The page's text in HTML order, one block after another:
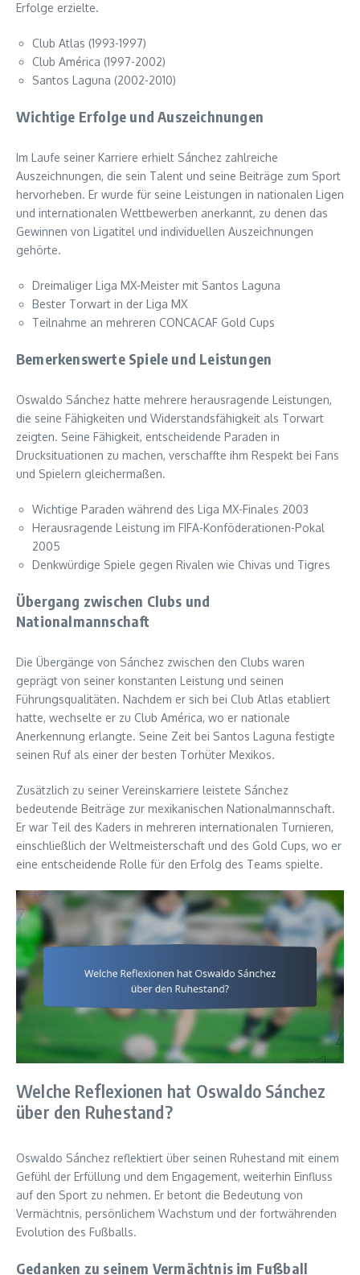
Erfolge erzielte.
Club Atlas (1993-1997)
Club América (1997-2002)
Santos Laguna (2002-2010)
Wichtige Erfolge und Auszeichnungen
Im Laufe seiner Karriere erhielt Sánchez zahlreiche
Auszeichnungen, die sein Talent und seine Beiträge zum Sport
hervorheben. Er wurde für seine Leistungen in nationalen Ligen
und internationalen Wettbewerben anerkannt, zu denen das
Gewinnen von Ligatitel und individuellen Auszeichnungen
gehörte.
Dreimaliger Liga MX-Meister mit Santos Laguna
Bester Torwart in der Liga MX
Teilnahme an mehreren CONCACAF Gold Cups
Bemerkenswerte Spiele und Leistungen
Oswaldo Sánchez hatte mehrere herausragende Leistungen,
die seine Fähigkeiten und Widerstandsfähigkeit als Torwart
zeigten. Seine Fähigkeit, entscheidende Paraden in
Drucksituationen zu machen, verschaffte ihm Respekt bei Fans
und Spielern gleichermaßen.
Wichtige Paraden während des Liga MX-Finales 2003
Herausragende Leistung im FIFA-Konföderationen-Pokal
2005
Denkwürdige Spiele gegen Rivalen wie Chivas und Tigres
Übergang zwischen Clubs und
Nationalmannschaft
Die Übergänge von Sánchez zwischen den Clubs waren
geprägt von seiner konstanten Leistung und seinen
Führungsqualitäten. Nachdem er sich bei Club Atlas etabliert
hatte, wechselte er zu Club América, wo er nationale
Anerkennung erlangte. Seine Zeit bei Santos Laguna festigte
seinen Ruf als einer der besten Torhüter Mexikos.
Zusätzlich zu seiner Vereinskarriere leistete Sánchez
bedeutende Beiträge zur mexikanischen Nationalmannschaft.
Er war Teil des Kaders in mehreren internationalen Turnieren,
einschließlich der Weltmeisterschaft und des Gold Cups, wo er
eine entscheidende Rolle für den Erfolg des Teams spielte.
Welche Reflexionen hat Oswaldo Sánchez
über den Ruhestand?
Oswaldo Sánchez reflektiert über seinen Ruhestand mit einem
Gefühl der Erfüllung und dem Engagement, weiterhin Einfluss
auf den Sport zu nehmen. Er betont die Bedeutung von
Vermächtnis, persönlichem Wachstum und der fortwährenden
Evolution des Fußballs.
Gedanken zu seinem Vermächtnis im Fußball